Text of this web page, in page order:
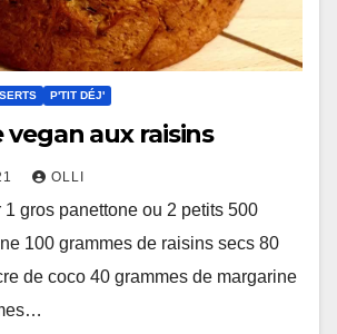
P'TIT DÉJ'
aux raisins
OLLI
1 gros panettone ou 2 petits 500
100 grammes de raisins secs 80
de coco 40 grammes de margarine